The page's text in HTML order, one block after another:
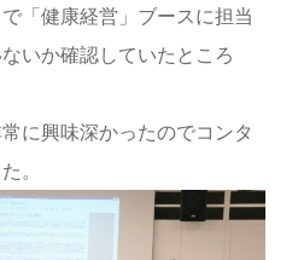
「健康経営」ブースに担当
いか確認していたところ
に興味深かったのでコンタ
。